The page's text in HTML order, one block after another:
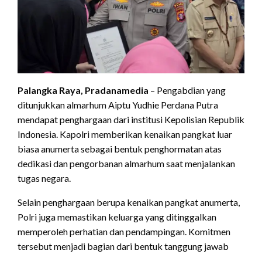
Palangka Raya, Pradanamedia – Pengabdian yang
ditunjukkan almarhum Aiptu Yudhie Perdana Putra
mendapat penghargaan dari institusi Kepolisian Republik
Indonesia. Kapolri memberikan kenaikan pangkat luar
biasa anumerta sebagai bentuk penghormatan atas
dedikasi dan pengorbanan almarhum saat menjalankan
tugas negara.
Selain penghargaan berupa kenaikan pangkat anumerta,
Polri juga memastikan keluarga yang ditinggalkan
memperoleh perhatian dan pendampingan. Komitmen
tersebut menjadi bagian dari bentuk tanggung jawab